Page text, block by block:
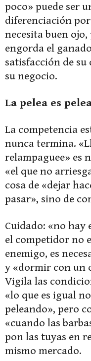
poco» puede ser
diferenciación
necesita buen
engorda el
satisfacción de
su negocio.
La pelea es
La competencia
nunca termina.
relampaguee» es
«el que no
cosa de «dejar
pasar», sino de
Cuidado: «no hay
el competidor no
enemigo, es
y «dormir con un
Vigila las
«lo que es igual
peleando», pero
«cuando las
pon las tuyas en
mismo mercado.